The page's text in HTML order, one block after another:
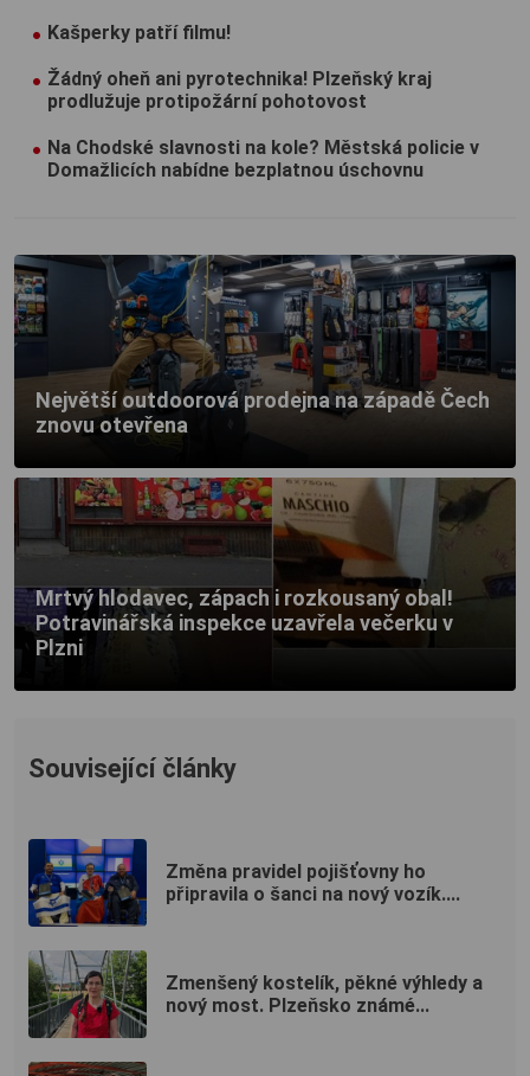
Kašperky patří filmu!
Žádný oheň ani pyrotechnika! Plzeňský kraj
prodlužuje protipožární pohotovost
Na Chodské slavnosti na kole? Městská policie v
Domažlicích nabídne bezplatnou úschovnu
Největší outdoorová prodejna na západě Čech
znovu otevřena
Mrtvý hlodavec, zápach i rozkousaný obal!
Potravinářská inspekce uzavřela večerku v
Plzni
Související články
Změna pravidel pojišťovny ho
připravila o šanci na nový vozík....
Zmenšený kostelík, pěkné výhledy a
nový most. Plzeňsko známé...